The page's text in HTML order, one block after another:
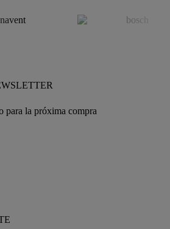
para la próxima compra